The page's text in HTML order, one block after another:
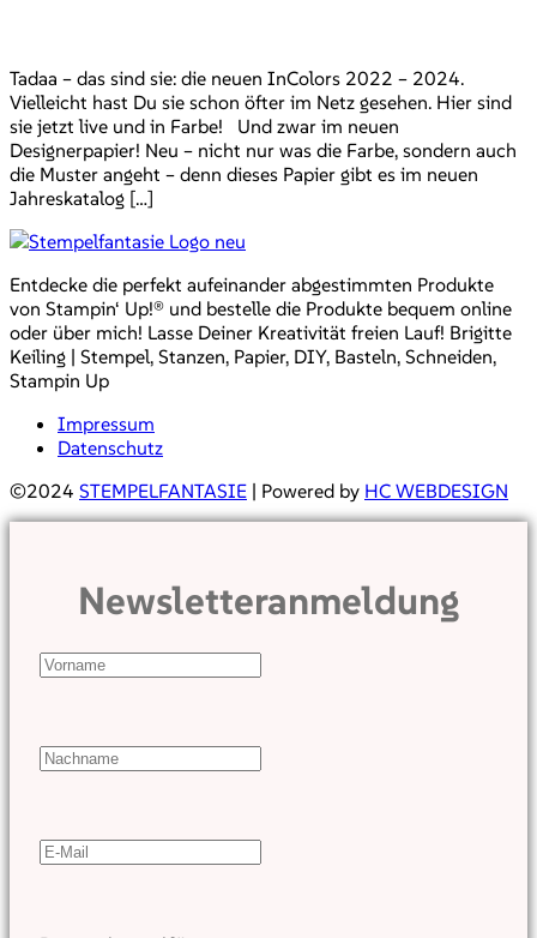
Tadaa – das sind sie: die neuen InColors 2022 – 2024.
Vielleicht hast Du sie schon öfter im Netz gesehen. Hier sind
sie jetzt live und in Farbe! Und zwar im neuen
Designerpapier! Neu – nicht nur was die Farbe, sondern auch
die Muster angeht – denn dieses Papier gibt es im neuen
Jahreskatalog […]
Entdecke die perfekt aufeinander abgestimmten Produkte
von Stampin‘ Up!® und bestelle die Produkte bequem online
oder über mich! Lasse Deiner Kreativität freien Lauf! Brigitte
Keiling | Stempel, Stanzen, Papier, DIY, Basteln, Schneiden,
Stampin Up
Impressum
Datenschutz
©2024 STEMPELFANTASIE | Powered by HC WEBDESIGN
Newsletteranmeldung